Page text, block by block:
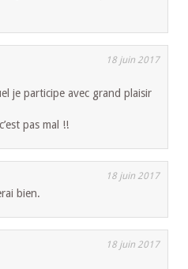
18 juin 2017
je participe avec grand plaisir
pas mal !!
18 juin 2017
bien.
18 juin 2017